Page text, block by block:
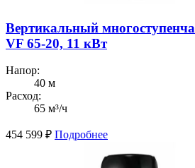
Вертикальный
VF 65-20, 11 кВт
Напор:
40 м
Расход:
65 м³/ч
454 599 ₽ Подробнее